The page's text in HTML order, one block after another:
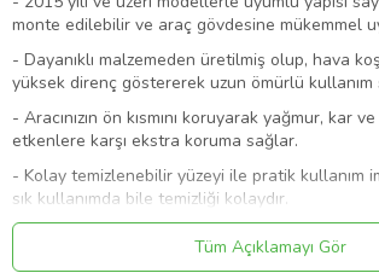
monte edilebilir ve araç gövdesine mükemmel
- Dayanıklı malzemeden üretilmiş olup, hava
yüksek direnç göstererek uzun ömürlü kullanım
- Aracınızın ön kısmını koruyarak yağmur, kar
etkenlere karşı ekstra koruma sağlar.
- Kolay temizlenebilir yüzeyi ile pratik kullanım
sık kullanımda bile temizliği kolaydır.
Bu ilan
Tüm Açıklamayı Gör